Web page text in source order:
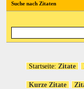
Suche nach Zitaten
Startseite: Zitate
Kurze Zitate